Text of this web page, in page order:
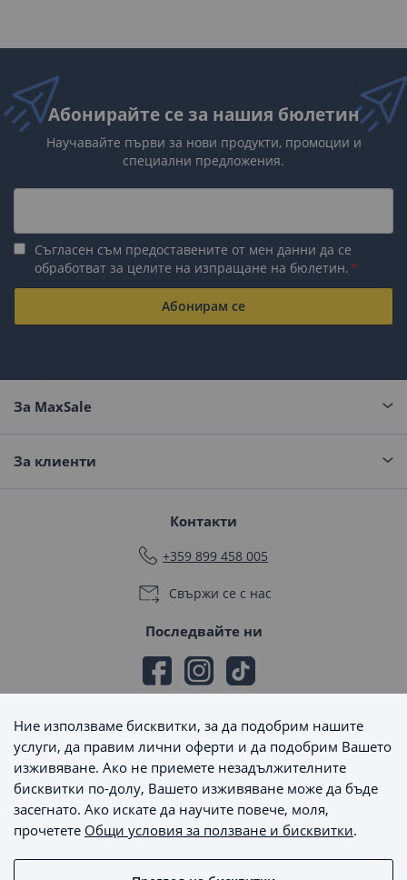
Абонирайте се за нашия бюлетин
Научавайте първи за нови продукти, промоции и
специални предложения.
Съгласен съм предоставените от мен данни да се
обработват за целите на изпращане на бюлетин.
Абонирам се
За MaxSale
За клиенти
Контакти
+359 899 458 005
Свържи се с нас
Последвайте ни
Начини на плащане
Начини на доставка
Ние използваме бисквитки, за да подобрим нашите
услуги, да правим лични оферти и да подобрим Вашето
изживяване. Ако не приемете незадължителните
бисквитки по-долу, Вашето изживяване може да бъде
засегнато. Ако искате да научите повече, моля,
прочетете Общи условия за ползване и бисквитки.